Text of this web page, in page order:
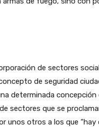
de sectores
de seguridad
determinada concepción
sectores que se
unos otros a los que “hay